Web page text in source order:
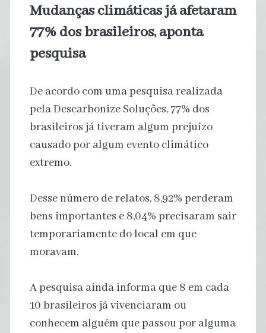
Mudanças climáticas já afetaram
77% dos brasileiros, aponta
pesquisa
De acordo com uma pesquisa realizada
pela Descarbonize Soluções, 77% dos
brasileiros já tiveram algum prejuízo
causado por algum evento climático
extremo.
Desse número de relatos, 8,92% perderam
bens importantes e 8,04% precisaram sair
temporariamente do local em que
moravam.
A pesquisa ainda informa que 8 em cada
10 brasileiros já vivenciaram ou
conhecem alguém que passou por alguma